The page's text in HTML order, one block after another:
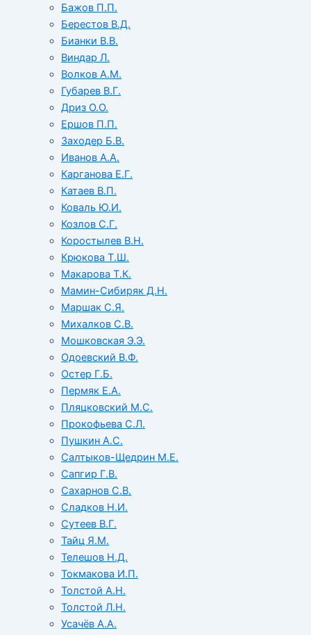
Бажов П.П.
Берестов В.Д.
Бианки В.В.
Виндар Л.
Волков А.М.
Губарев В.Г.
Дриз О.О.
Ершов П.П.
Заходер Б.В.
Иванов А.А.
Карганова Е.Г.
Катаев В.П.
Коваль Ю.И.
Козлов С.Г.
Коростылев В.Н.
Крюкова Т.Ш.
Макарова Т.К.
Мамин-Сибиряк Д.Н.
Маршак С.Я.
Михалков С.В.
Мошковская Э.Э.
Одоевский В.Ф.
Остер Г.Б.
Пермяк Е.А.
Пляцковский М.С.
Прокофьева С.Л.
Пушкин А.С.
Салтыков-Щедрин М.Е.
Сапгир Г.В.
Сахарнов С.В.
Сладков Н.И.
Сутеев В.Г.
Тайц Я.М.
Телешов Н.Д.
Токмакова И.П.
Толстой А.Н.
Толстой Л.Н.
Усачёв А.А.